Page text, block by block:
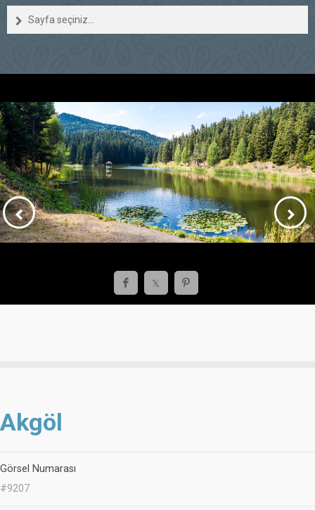
Sayfa seçiniz...
Akgöl
Görsel Numarası
#9207